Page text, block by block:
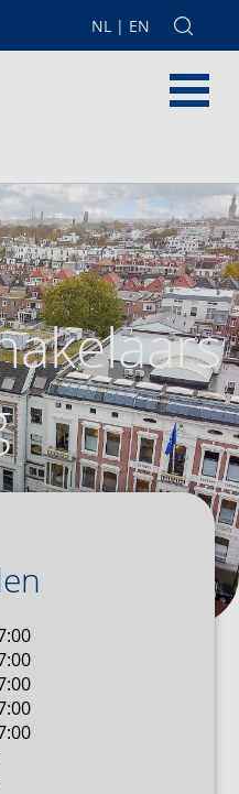
NL | EN